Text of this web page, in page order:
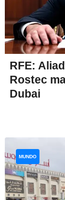
RFE:
Rostec
Dubai
MUNDO